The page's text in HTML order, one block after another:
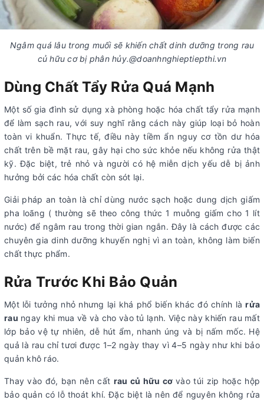
Ngâm quá lâu trong muối sẽ khiến chất dinh dưỡng trong rau
củ hữu cơ bị phân hủy.@doanhnghieptiepthi.vn
Dùng Chất Tẩy Rửa Quá Mạnh
Một số gia đình sử dụng xà phòng hoặc hóa chất tẩy rửa mạnh
để làm sạch rau, với suy nghĩ rằng cách này giúp loại bỏ hoàn
toàn vi khuẩn. Thực tế, điều này tiềm ẩn nguy cơ tồn dư hóa
chất trên bề mặt rau, gây hại cho sức khỏe nếu không rửa thật
kỹ. Đặc biệt, trẻ nhỏ và người có hệ miễn dịch yếu dễ bị ảnh
hưởng bởi các hóa chất còn sót lại.
Giải pháp an toàn là chỉ dùng nước sạch hoặc dung dịch giấm
pha loãng ( thường sẽ theo công thức 1 muỗng giấm cho 1 lít
nước) để ngâm rau trong thời gian ngắn. Đây là cách được các
chuyên gia dinh dưỡng khuyến nghị vì an toàn, không làm biến
chất thực phẩm.
Rửa Trước Khi Bảo Quản
Một lỗi tưởng nhỏ nhưng lại khá phổ biến khác đó chính làrửa
rau ngay khi mua về và cho vào tủ lạnh. Việc này khiến rau mất
lớp bảo vệ tự nhiên, dễ hút ẩm, nhanh úng và bị nấm mốc. Hệ
quả là rau chỉ tươi được 1–2 ngày thay vì 4–5 ngày như khi bảo
quản khô ráo.
Thay vào đó, bạn nên cất rau củ hữu cơvào túi zip hoặc hộp
bảo quản có lỗ thoát khí. Đặc biệt là nên để nguyên không rửa